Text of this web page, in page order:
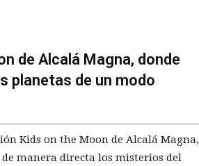
de Alcalá Magna, donde
planetas de un modo
Kids on the Moon de Alcalá Magna,
manera directa los misterios del